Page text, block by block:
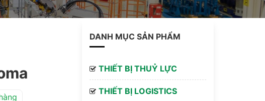
DANH MỤC SẢN PHẨM
THIẾT BỊ THUỶ LỰC
THIẾT BỊ LOGISTICS